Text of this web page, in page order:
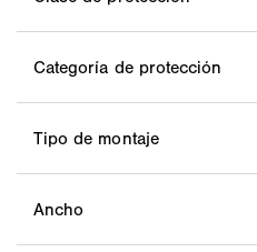
Categoría de protección
Tipo de montaje
Ancho